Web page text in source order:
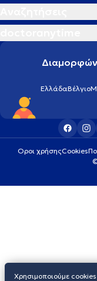
ΕλλάδαΒέλγιο
Οροι χρήσηςCookies
Χρησιμοποιούμε